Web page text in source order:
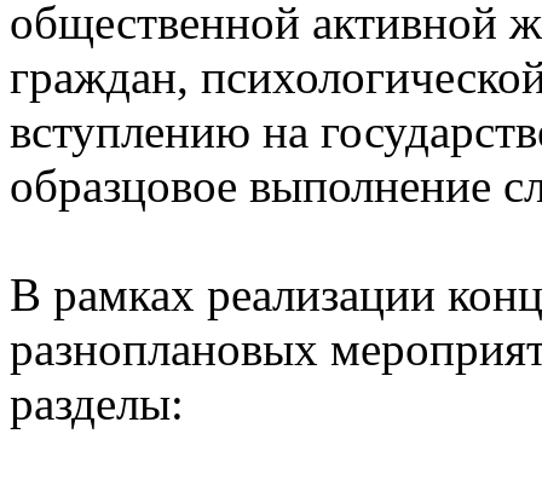
общественной активной
граждан,
вступлению на
образцовое выполнение
В рамках реализации
разноплановых
разделы: